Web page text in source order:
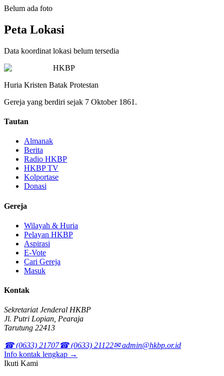
Belum ada foto
Peta Lokasi
Data koordinat lokasi belum tersedia
HKBP
Huria Kristen Batak Protestan
Gereja yang berdiri sejak 7 Oktober 1861.
Tautan
Almanak
Berita
Radio HKBP
HKBP TV
Kolportase
Donasi
Gereja
Wilayah & Huria
Pelayan HKBP
Aspirasi
E-Vote
Cari Gereja
Masuk
Kontak
Sekretariat Jenderal HKBP
Jl. Putri Lopian, Pearaja
Tarutung 22413
☎ (0633) 21707☎ (0633) 21122✉ admin@hkbp.or.id
Info kontak lengkap →
Ikuti Kami